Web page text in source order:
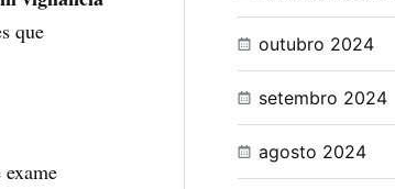
que
outubro 2024
setembro 2024
agosto 2024